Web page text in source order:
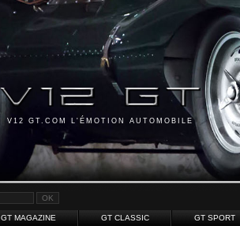
V12 GT.COM L'ÉMOTION AUTOMOBILE
GT MAGAZINE GT CLASSIC GT SPORT